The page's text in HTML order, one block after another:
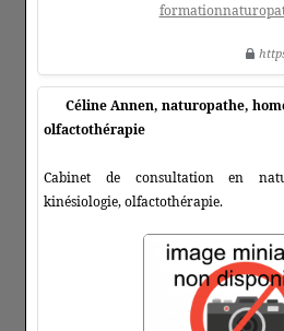
Céline Annen, naturopathe,
olfactothérapie
Cabinet de consultation en
kinésiologie, olfactothérapie.